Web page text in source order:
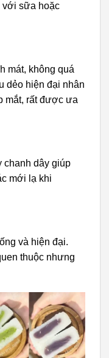
sữa hoặc
mát, không quá
dẻo hiện đại nhân
mắt, rất được ưa
chanh dây giúp
mới lạ khi
và hiện đại.
thuộc nhưng